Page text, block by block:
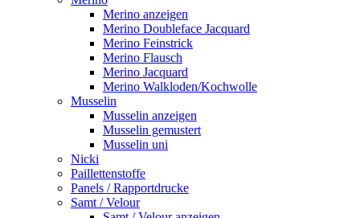
Merino anzeigen
Merino Doubleface Jacquard
Merino Feinstrick
Merino Flausch
Merino Jacquard
Merino Walkloden/Kochwolle
Musselin
Musselin anzeigen
Musselin gemustert
Musselin uni
Nicki
Paillettenstoffe
Panels / Rapportdrucke
Samt / Velour